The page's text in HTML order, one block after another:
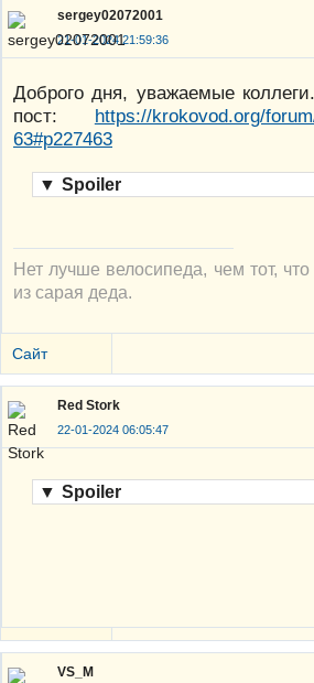
sergey02072001
21-01-2024 21:59:36
Доброго дня, уважаемые
пост: https://krokovod.org/
63#p227463
▼ Spoiler
Нет лучше велосипеда, чем тот,
из сарая деда.
Сайт
Red Stork
22-01-2024 06:05:47
▼ Spoiler
VS_M